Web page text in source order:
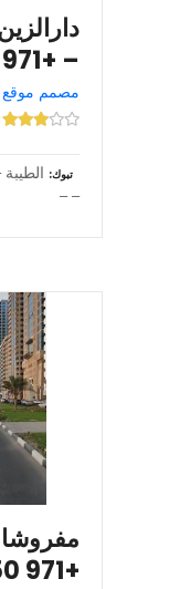
– +971 6 882 9892
مصمم موقع
تبوك
– –
+971 50 203 1023